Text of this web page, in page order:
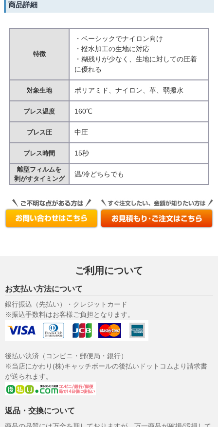
商品詳細
特徴
・ベーシックでナイロン向け
・撥水加工の生地に対応
・糊残りが少なく、生地に対しての圧着
に優れる
対象生地 ポリアミド、ナイロン、革、弱撥水
プレス温度 160℃
プレス圧 中圧
プレス時間 15秒
離型フィルムを
剥がすタイミング
温/冷どちらでも
ご利用について
お支払い方法について
銀行振込（先払い）・クレジットカード
※振込手数料はお客様ご負担となります。
後払い決済（コンビニ・郵便局・銀行）
※当店にかわり(株)キャッチボールの後払いドットコムより請求書
が送られます。
返品・交換について